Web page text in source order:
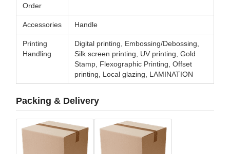
Order
Accessories Handle
Printing
Handling
Digital printing, Embossing/Debossing,
Silk screen printing, UV printing, Gold
Stamp, Flexographic Printing, Offset
printing, Local glazing, LAMINATION
Packing & Delivery